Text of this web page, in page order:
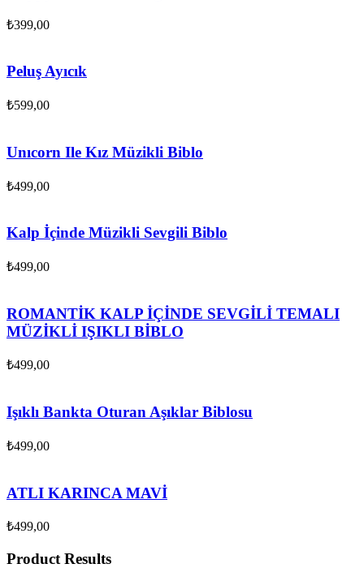
₺399,00
Peluş Ayıcık
₺599,00
Unıcorn Ile Kız Müzikli Biblo
₺499,00
Kalp İçinde Müzikli Sevgili Biblo
₺499,00
ROMANTİK KALP İÇİNDE SEVGİLİ TEMALI
MÜZİKLİ IŞIKLI BİBLO
₺499,00
Işıklı Bankta Oturan Aşıklar Biblosu
₺499,00
ATLI KARINCA MAVİ
₺499,00
Product Results